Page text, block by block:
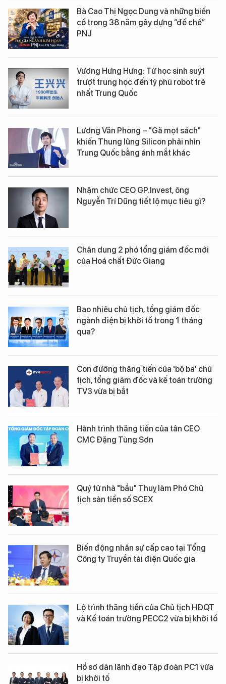
Bà Cao Thị Ngọc Dung và những biến
cố trong 38 năm gây dựng “đế chế”
PNJ
Vương Hưng Hưng: Từ học sinh suýt
trượt trung học đến tỷ phú robot trẻ
nhất Trung Quốc
Lương Văn Phong – "Gã mọt sách"
khiến Thung lũng Silicon phải nhìn
Trung Quốc bằng ánh mắt khác
Nhậm chức CEO GP.Invest, ông
Nguyễn Trí Dũng tiết lộ mục tiêu gì?
Chân dung 2 phó tổng giám đốc mới
của Hoá chất Đức Giang
Bao nhiêu chủ tịch, tổng giám đốc
ngành điện bị khởi tố trong 1 tháng
qua?
Con đường thăng tiến của 'bộ ba' chủ
tịch, tổng giám đốc và kế toán trưởng
TV3 vừa bị bắt
Hành trình thăng tiến của tân CEO
CMC Đặng Tùng Sơn
Quý tử nhà "bầu" Thuỵ làm Phó Chủ
tịch sàn tiền số SCEX
Biến động nhân sự cấp cao tại Tổng
Công ty Truyền tải điện Quốc gia
Lộ trình thăng tiến của Chủ tịch HĐQT
và Kế toán trưởng PECC2 vừa bị khởi tố
Hồ sơ dàn lãnh đạo Tập đoàn PC1 vừa
bị khởi tố